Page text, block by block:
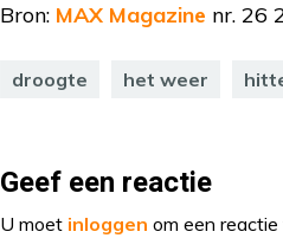
Bron: MAX Magazine nr. 26
droogte het weer
Geef een reactie
U moet inloggen om een